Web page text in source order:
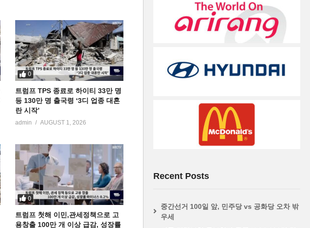
0
트럼프 TPS 종료로 하이티 33만 명
등 130만 명 출국령 ‘3디 업종 대혼
란 시작’
admin AUGUST 1, 2026
0
트럼프 첫해 이민,관세정책으로 고
용창출 100만 개 이상 급감, 성장률
Recent Posts
중간선거 100일 앞, 민주당 vs 공화당 오차 밖
우세